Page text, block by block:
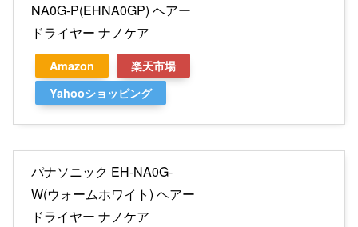
NA0G-P(EHNA0GP) ヘアー
ドライヤー ナノケア
Amazon
楽天市場
Yahooショッピング
パナソニック EH-NA0G-
W(ウォームホワイト) ヘアー
ドライヤー ナノケア